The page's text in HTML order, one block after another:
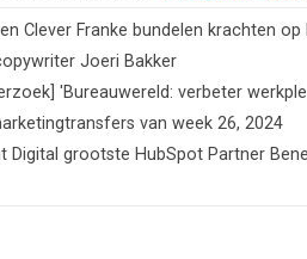
Clever Franke bundelen krachten
Joeri Bakker
'Bureauwereld: verbeter
van week 26, 2024
Digital grootste HubSpot Partner